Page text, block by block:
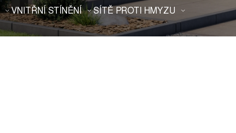
VNITŘNÍ STÍNĚNÍ SÍTĚ PROTI HMYZU